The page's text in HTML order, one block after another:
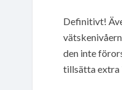
Definitivt!
den inte
tillsätta extra